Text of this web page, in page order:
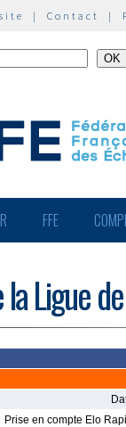
| Contact |
FFE
Ligue
Prise en compte Elo